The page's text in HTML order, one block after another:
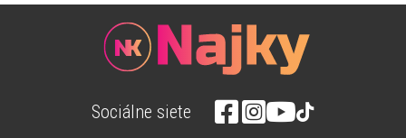
Sociálne siete